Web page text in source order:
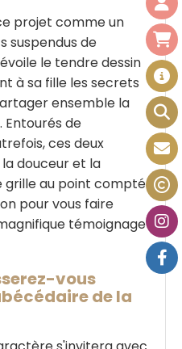
projet comme un
suspendus de
le tendre dessin
à sa fille les secrets
ensemble la
Entourés de
ces deux
douceur et la
grille au point compté
pour vous faire
témoignage
vous
de la